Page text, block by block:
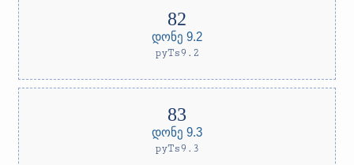
დონე 9.2
pyTs9.2
დონე 9.3
pyTs9.3